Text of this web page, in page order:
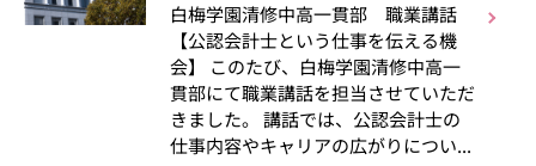
白梅学園清修中高一貫部 職業講話
【公認会計士という仕事を伝える機
会】 このたび、白梅学園清修中高一
貫部にて職業講話を担当させていただ
きました。 講話では、公認会計士の
仕事内容やキャリアの広がりについ...